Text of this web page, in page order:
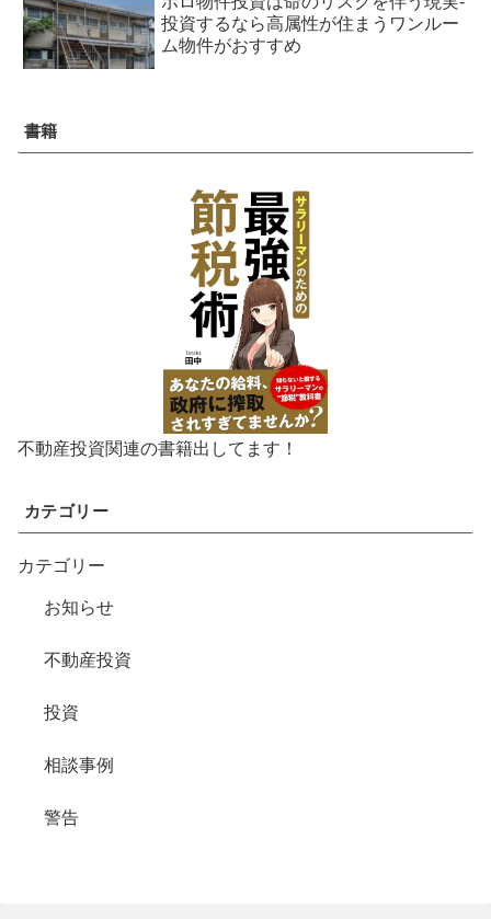
投資するなら高属性が住まうワンルー
ム物件がおすすめ
書籍
不動産投資関連の書籍出してます！
カテゴリー
カテゴリー
お知らせ
不動産投資
投資
相談事例
警告